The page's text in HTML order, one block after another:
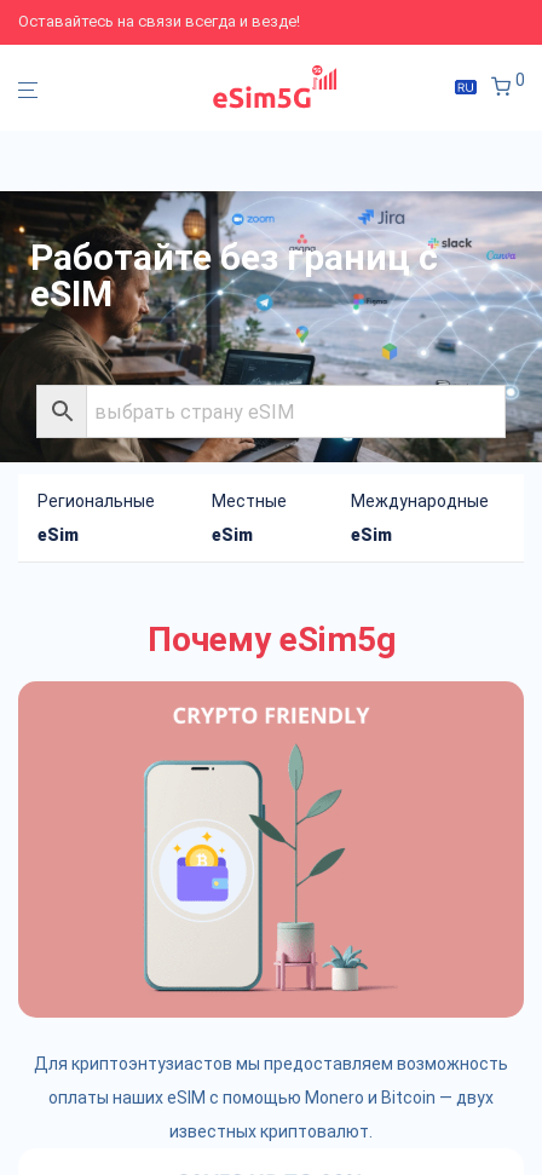
Оставайтесь на связи всегда и везде!
0
Работайте без границ с
eSIM
Региональные
eSim
Местные
eSim
Международные
eSim
Почему eSim5g
Для криптоэнтузиастов мы предоставляем возможность
оплаты наших eSIM с помощью Monero и Bitcoin — двух
известных криптовалют.